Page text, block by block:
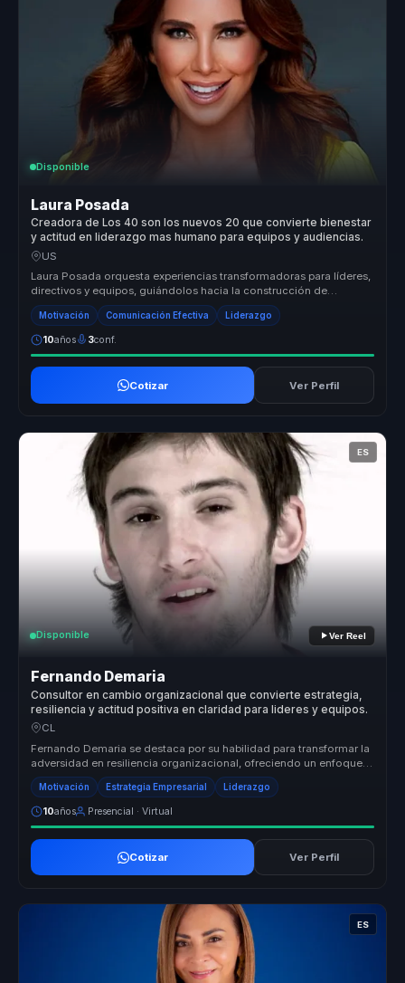
Disponible
Laura Posada
Creadora de Los 40 son los nuevos 20 que convierte bienestar
y actitud en liderazgo mas humano para equipos y audiencias.
US
Laura Posada orquesta experiencias transformadoras para líderes,
directivos y equipos, guiándolos hacia la construcción de
liderazgo estr...
Motivación Comunicación Efectiva Liderazgo
10años 3conf.
Cotizar Ver Perfil
ES
Disponible Ver Reel
Fernando Demaria
Consultor en cambio organizacional que convierte estrategia,
resiliencia y actitud positiva en claridad para lideres y equipos.
CL
Fernando Demaria se destaca por su habilidad para transformar la
adversidad en resiliencia organizacional, ofreciendo un enfoque
único qu...
Motivación Estrategia Empresarial Liderazgo
10años Presencial · Virtual
Cotizar Ver Perfil
ES